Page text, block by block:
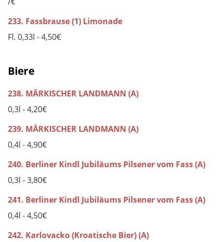
233. Fassbrause (1) Limonade
Fl. 0,33l - 4,50€
Biere
238. MÄRKISCHER LANDMANN (A)
0,3l - 4,20€
239. MÄRKISCHER LANDMANN (A)
0,4l - 4,90€
240. Berliner Kindl Jubiläums Pilsener vom Fass (A)
0,3l - 3,80€
241. Berliner Kindl Jubiläums Pilsener vom Fass (A)
0,4l - 4,50€
242. Karlovacko (Kroatische Bier) (A)